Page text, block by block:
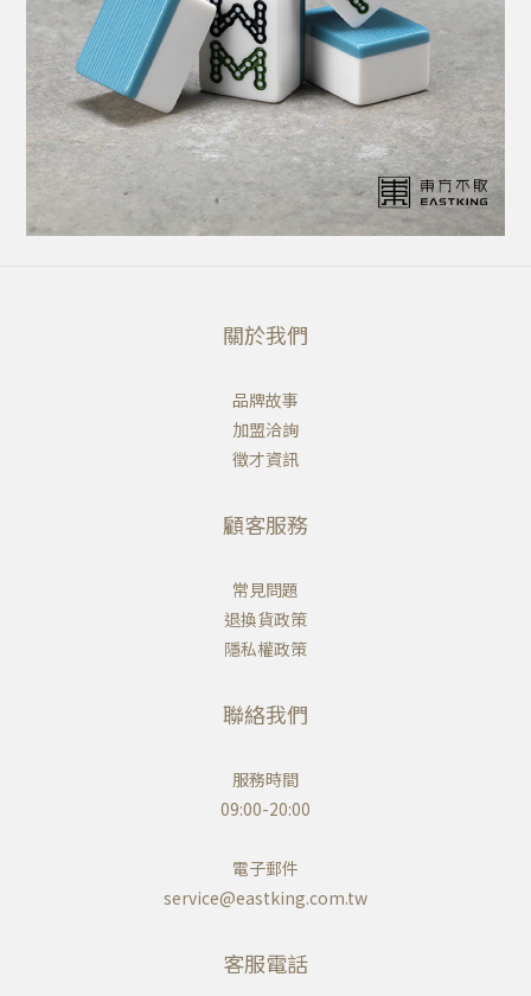
關於我們
品牌故事
加盟洽詢
徵才資訊
顧客服務
常見問題
退換貨政策
隱私權政策
聯絡我們
服務時間
09:00-20:00
電子郵件
service@eastking.com.tw
客服電話